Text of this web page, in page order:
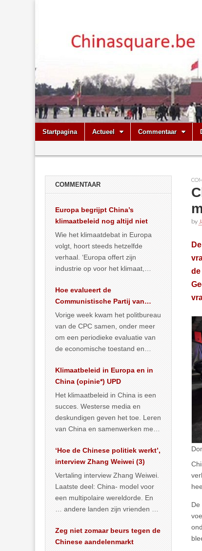
Main
menu
Skip
Startpagina Actueel Commentaar
menu
by
de
De
COMMENTAAR
Europa begrijpt China’s
klimaatbeleid nog altijd niet
Wie het klimaatdebat in Europa
volgt, hoort steeds hetzelfde
verhaal. ‘Europa offert zijn
industrie op voor het klimaat,
vergroening… >> lees meer
Hoe evalueert de
Communistische Partij van
China de economische
toestand?
Vorige week kwam het politbureau
van de CPC samen, onder meer
om een periodieke evaluatie van
de economische toestand en
publiceerden… >> lees meer
Klimaatbeleid in Europa en in
China (opinie*) UPD
Het klimaatbeleid in China is een
succes. Westerse media en
deskundigen geven het toe. Leren
van China en samenwerken met
… >> lees meer
‘Hoe de Chinese politiek werkt’,
interview Zhang Weiwei (3)
Vertaling interview Zhang Weiwei.
Laatste deel: China- model voor
een multipolaire wereldorde. En
… andere landen zijn vrienden of
Zeg niet zomaar beurs tegen de
Chinese aandelenmarkt